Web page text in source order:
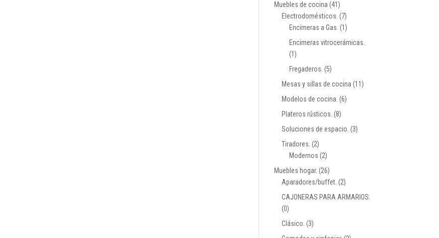
Muebles de cocina (41)
Electrodomésticos. (7)
Encimeras a Gas. (1)
Encimeras vitrocerámicas.
(1)
Fregaderos. (5)
Mesas y sillas de cocina (11)
Modelos de cocina. (6)
Plateros rústicos. (8)
Soluciones de espacio. (3)
Tiradores. (2)
Modernos (2)
Muebles hogar. (26)
Aparadores/buffet. (2)
CAJONERAS PARA ARMARIOS.
(0)
Clásico. (3)